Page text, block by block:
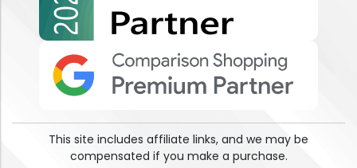
This site includes affiliate links, and we may be
compensated if you make a purchase.